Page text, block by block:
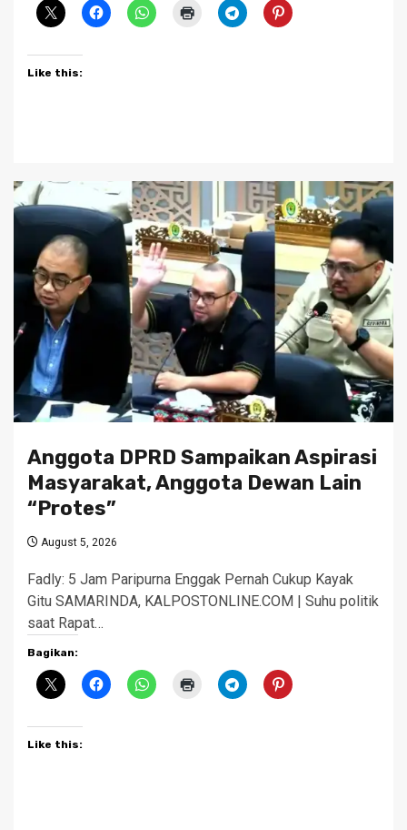
Like this:
Anggota DPRD Sampaikan Aspirasi
Masyarakat, Anggota Dewan Lain
“Protes”
August 5, 2026
Fadly: 5 Jam Paripurna Enggak Pernah Cukup Kayak
Gitu SAMARINDA, KALPOSTONLINE.COM | Suhu politik
saat Rapat…
Bagikan:
Like this: